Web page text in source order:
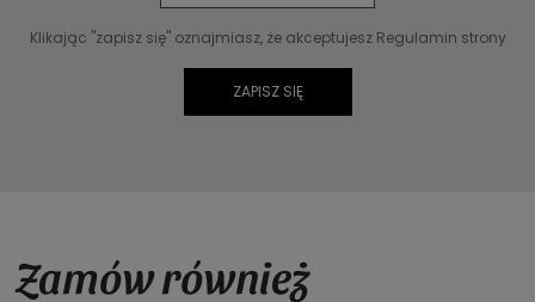
Klikając "zapisz się" oznajmiasz, że akceptujesz Regulamin strony
Zamów również